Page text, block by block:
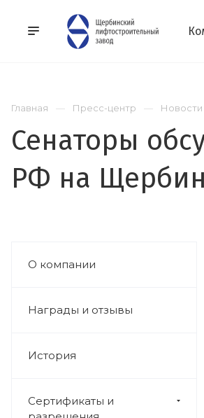
Главная Пресс-центр Новости
Сенаторы
РФ на
О компании
Награды и отзывы
История
Сертификаты и